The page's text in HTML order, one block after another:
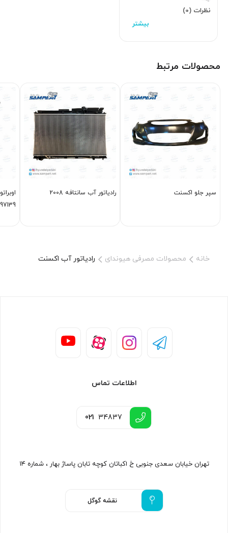
نظرات (0)
محصولات مرتبط
سپر جلو اکسنت
رادیاتور آب سانتافه 2008
97139 2W000
خانه محصولات مصرفی هیوندای رادیاتور آب اکسنت
اطلاعات تماس
021 34837
تهران خیابان سعدی جنوبی خ اکباتان کوچه تابان پاساژ بهار ، شماره ۱۴
نقشه گوگل